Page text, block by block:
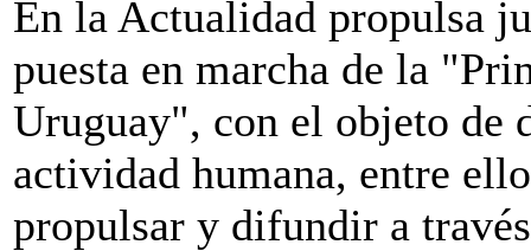
En la Actualidad propulsa
puesta en marcha de la
Uruguay", con el objeto de
actividad humana, entre
propulsar y difundir a